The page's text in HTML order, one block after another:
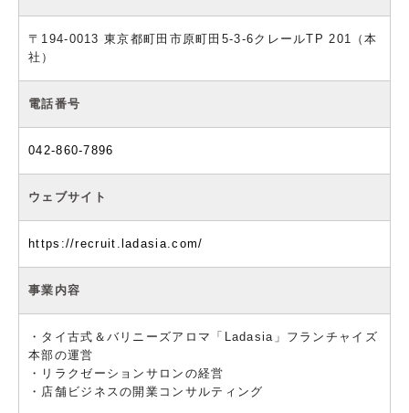
〒194-0013 東京都町田市原町田5-3-6クレールTP 201（本
社）
電話番号
042-860-7896
ウェブサイト
https://recruit.ladasia.com/
事業内容
・タイ古式＆バリニーズアロマ「Ladasia」フランチャイズ
本部の運営
・リラクゼーションサロンの経営
・店舗ビジネスの開業コンサルティング